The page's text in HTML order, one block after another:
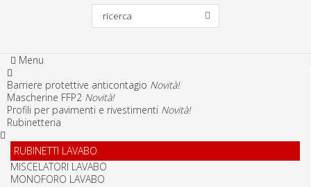
Menu
Barriere protettive anticontagio Novità!
Mascherine FFP2 Novità!
Profili per pavimenti e rivestimenti Novità!
Rubinetteria
RUBINETTI LAVABO
MISCELATORI LAVABO
MONOFORO LAVABO